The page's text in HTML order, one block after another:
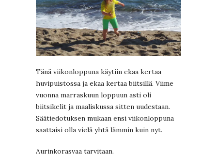
Tänä viikonloppuna käytiin ekaa kertaa
huvipuistossa ja ekaa kertaa biitsillä. Viime
vuonna marraskuun loppuun asti oli
biitsikelit ja maaliskussa sitten uudestaan.
Säätiedotuksen mukaan ensi viikonloppuna
saattaisi olla vielä yhtä lämmin kuin nyt.
Aurinkorasvaa tarvitaan.